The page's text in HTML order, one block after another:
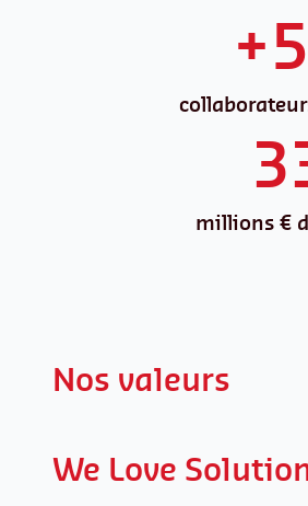
millions €
Nos valeurs
We Love